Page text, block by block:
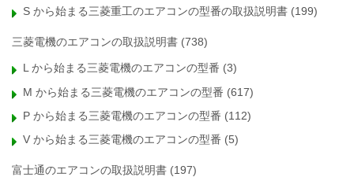
S から始まる三菱重工のエアコンの型番の取扱説明書 (199)
三菱電機のエアコンの取扱説明書 (738)
L から始まる三菱電機のエアコンの型番 (3)
M から始まる三菱電機のエアコンの型番 (617)
P から始まる三菱電機のエアコンの型番 (112)
V から始まる三菱電機のエアコンの型番 (5)
富士通のエアコンの取扱説明書 (197)